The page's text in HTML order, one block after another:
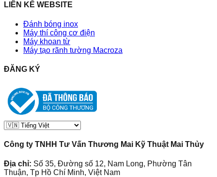
LIÊN KẾ WEBSITE
Đánh bóng inox
Máy thí công cơ điện
Máy khoan từ
Máy tạo rãnh tường Macroza
ĐĂNG KÝ
Công ty TNHH Tư Vấn Thương Mai Kỹ Thuật Mai Thủy
Địa chỉ: Số 35, Đường số 12, Nam Long, Phường Tân
Thuận, Tp Hồ Chí Minh, Việt Nam